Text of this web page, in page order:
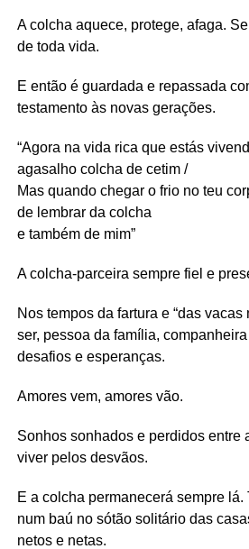
A colcha aquece, protege, afaga.
de toda vida.
E então é guardada e repassada
testamento às novas gerações.
“Agora na vida rica que estás
agasalho colcha de cetim /
Mas quando chegar o frio no teu
de lembrar da colcha
e também de mim”
A colcha-parceira sempre fiel e
Nos tempos da fartura e “das vacas
ser, pessoa da família,
desafios e esperanças.
Amores vem, amores vão.
Sonhos sonhados e perdidos entre
viver pelos desvãos.
E a colcha permanecerá sempre lá.
num baú no sótão solitário das
netos e netas.